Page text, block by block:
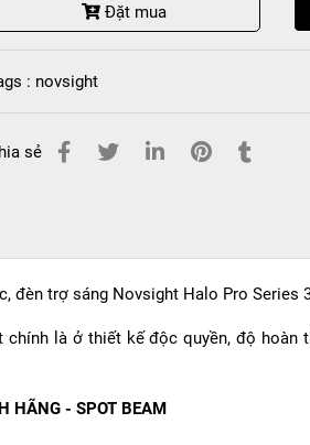
Đặt mua
: novsight
sẻ
trợ sáng Novsight Halo Pro Series
là ở thiết kế độc quyền, độ hoàn
HÃNG - SPOT BEAM